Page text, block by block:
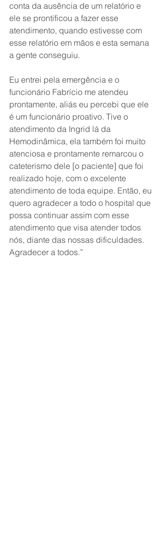
conta da ausência de um relatório e
ele se prontificou a fazer esse
atendimento, quando estivesse com
esse relatório em mãos e esta semana
a gente conseguiu.
Eu entrei pela emergência e o
funcionário Fabrício me atendeu
prontamente, aliás eu percebi que ele
é um funcionário proativo. Tive o
atendimento da Ingrid lá da
Hemodinâmica, ela também foi muito
atenciosa e prontamente remarcou o
cateterismo dele [o paciente] que foi
realizado hoje, com o excelente
atendimento de toda equipe. Então, eu
quero agradecer a todo o hospital que
possa continuar assim com esse
atendimento que visa atender todos
nós, diante das nossas dificuldades.
Agradecer a todos.”